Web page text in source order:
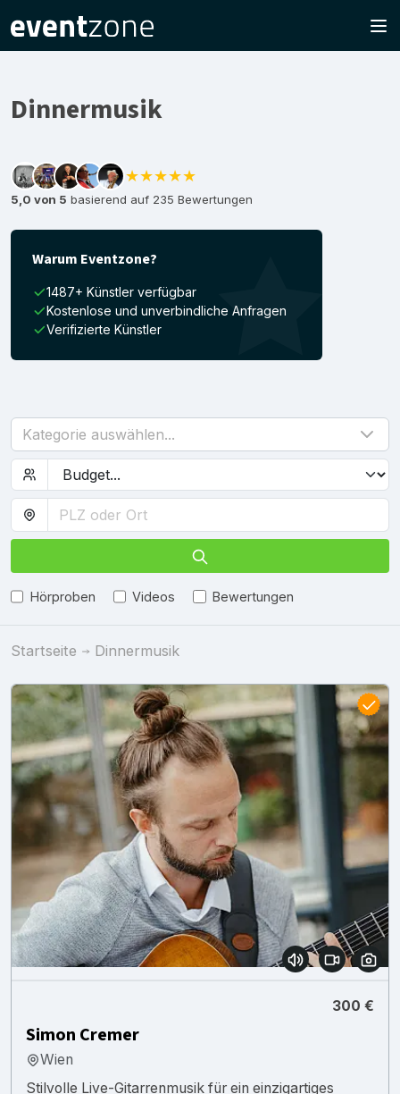
Dinnermusik
★★★★★
5,0 von 5 basierend auf 235 Bewertungen
Warum Eventzone?
1487+ Künstler verfügbar
Kostenlose und unverbindliche Anfragen
Verifizierte Künstler
Kategorie auswählen...
Hörproben Videos Bewertungen
Startseite Dinnermusik
300 €
Simon Cremer
Wien
Stilvolle Live-Gitarrenmusik für ein einzigartiges